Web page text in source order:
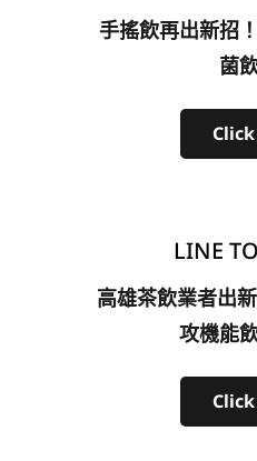
手搖飲再出新招
菌
LINE
高雄茶飲業者出
攻機能